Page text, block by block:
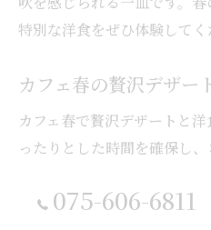
特別な洋食をぜひ体験してく
カフェ春の贅沢デザー
カフェ春で贅沢デザートと洋
ったりとした時間を確保し、
おすすめです。理由は、一
感をじっくり堪能できるか
075-606-6811